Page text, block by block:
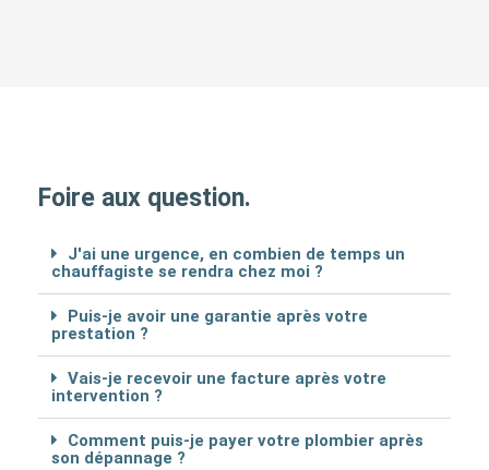
Foire aux question.
J'ai une urgence, en combien de temps un
chauffagiste se rendra chez moi ?
Puis-je avoir une garantie après votre
prestation ?
Vais-je recevoir une facture après votre
intervention ?
Comment puis-je payer votre plombier après
son dépannage ?